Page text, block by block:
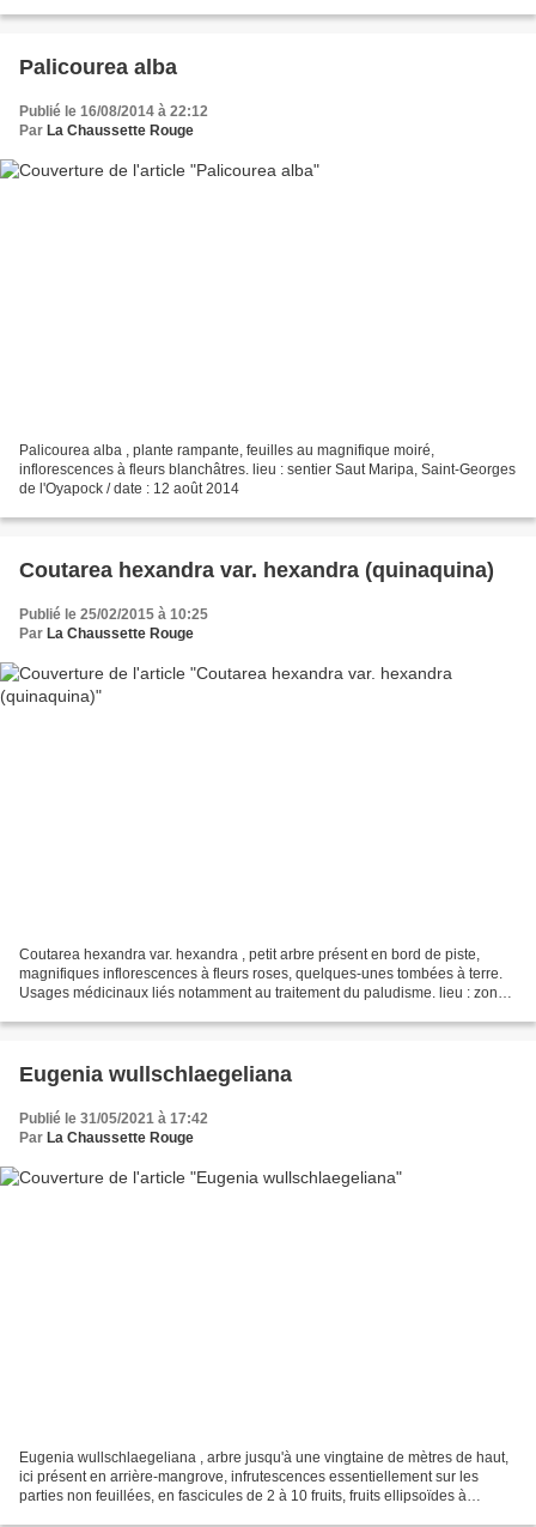
Palicourea alba
Publié le 16/08/2014 à 22:12
Par La Chaussette Rouge
Palicourea alba , plante rampante, feuilles au magnifique moiré,
inflorescences à fleurs blanchâtres. lieu : sentier Saut Maripa, Saint-Georges
de l'Oyapock / date : 12 août 2014
Coutarea hexandra var. hexandra (quinaquina)
Publié le 25/02/2015 à 10:25
Par La Chaussette Rouge
Coutarea hexandra var. hexandra , petit arbre présent en bord de piste,
magnifiques inflorescences à fleurs roses, quelques-unes tombées à terre.
Usages médicinaux liés notamment au traitement du paludisme. lieu : zone
Eugenia wullschlaegeliana
Publié le 31/05/2021 à 17:42
Par La Chaussette Rouge
Eugenia wullschlaegeliana , arbre jusqu'à une vingtaine de mètres de haut,
ici présent en arrière-mangrove, infrutescences essentiellement sur les
parties non feuillées, en fascicules de 2 à 10 fruits, fruits ellipsoïdes à